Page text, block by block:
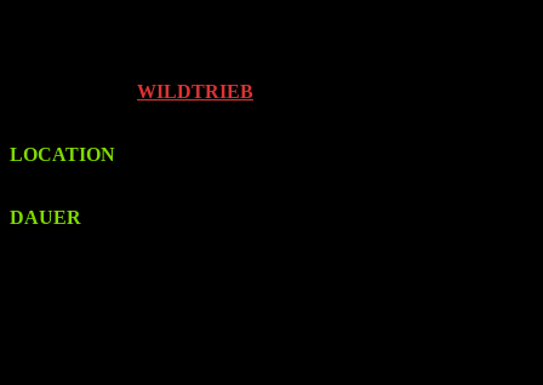
WILDTRIEB
LOCATION
DAUER